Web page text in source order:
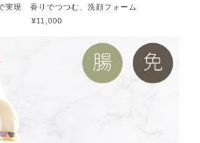
実現 香りでつつむ、洗顔フォーム
¥11,000